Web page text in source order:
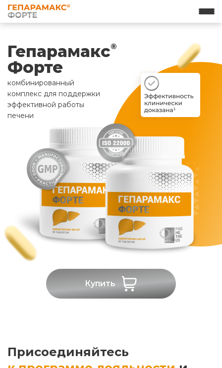
Гепарамакс®
Форте
комбинированный
комплекс для поддержки
эффективной работы
печени
Купить
Присоединяйтесь